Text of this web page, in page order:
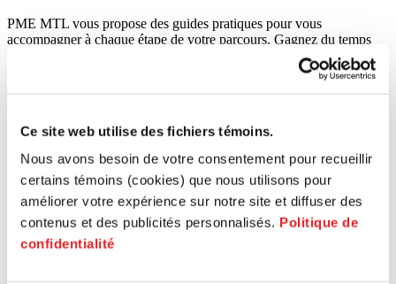
Ce site web utilise des fichiers témoins.
Nous avons besoin de votre consentement pour recueillir
certains témoins (cookies) que nous utilisons pour
améliorer votre expérience sur notre site et diffuser des
contenus et des publicités personnalisés. Politique de
confidentialité
PME MTL vous propose des guides pratiques pour vous
accompagner à chaque étape de votre parcours. Gagnez du temps
avec des ressources conçues pour répondre à vos besoins
Tous les articles